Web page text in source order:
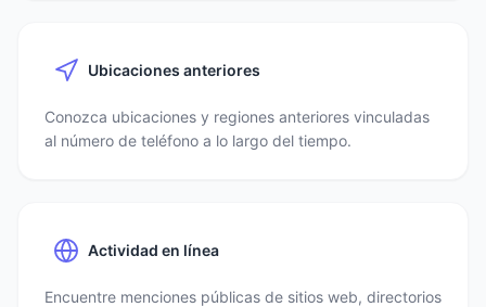
Ubicaciones anteriores
Conozca ubicaciones y regiones anteriores vinculadas
al número de teléfono a lo largo del tiempo.
Actividad en línea
Encuentre menciones públicas de sitios web, directorios